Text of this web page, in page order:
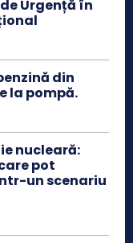
Urgență în
din
la pompă.
nucleară:
pot
un scenariu